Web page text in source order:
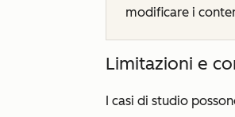
modificare i
Limitazioni e
I casi di studio